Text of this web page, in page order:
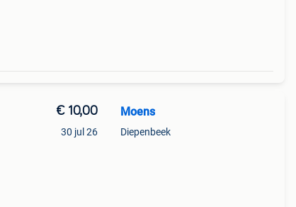
€ 10,00
30 jul 26
Moens
Diepenbeek